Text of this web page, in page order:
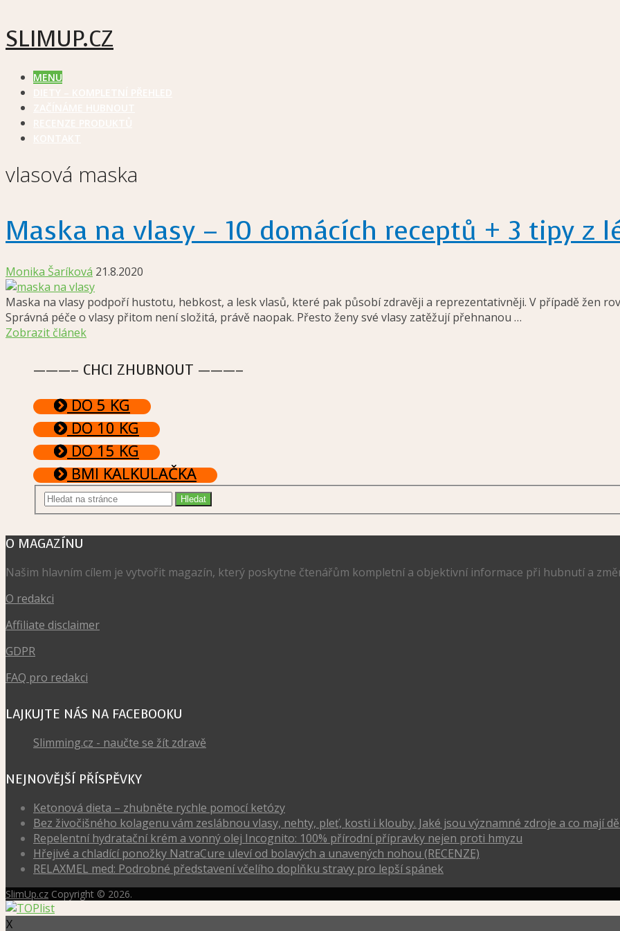
SLIMUP.CZ
MENU
vlasová maska
Maska na vlasy – 10 domácích receptů + 3 tipy z
Monika Šaríková 21.8.2020
Maska na vlasy podpoří hustotu, hebkost, a lesk vlasů, které pak působí zdravěji a reprezentativněji. V případě žen
Správná péče o vlasy přitom není složitá, právě naopak. Přesto ženy své vlasy zatěžují přehnanou …
Zobrazit článek
———– CHCI ZHUBNOUT ———–
DO 5 KG
DO 10 KG
DO 15 KG
BMI KALKULAČKA
O MAGAZÍNU
Našim hlavním cílem je vytvořit magazín, který poskytne čtenářům kompletní a objektivní informace při hubnutí a
O redakci
Affiliate disclaimer
GDPR
FAQ pro redakci
LAJKUJTE NÁS NA FACEBOOKU
Slimming.cz - naučte se žít zdravě
NEJNOVĚJŠÍ PŘÍSPĚVKY
Ketonová dieta – zhubněte rychle pomocí ketózy
Bez živočišného kolagenu vám zeslábnou vlasy, nehty, pleť, kosti i klouby. Jaké jsou významné zdroje a co mají
Repelentní hydratační krém a vonný olej Incognito: 100% přírodní přípravky nejen proti hmyzu
Hřejivé a chladící ponožky NatraCure uleví od bolavých a unavených nohou (RECENZE)
RELAXMEL med: Podrobné představení včelího doplňku stravy pro lepší spánek
SlimUp.cz Copyright © 2026.
X